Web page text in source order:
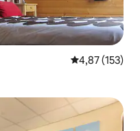
Gemiddelde
4,87 (153)